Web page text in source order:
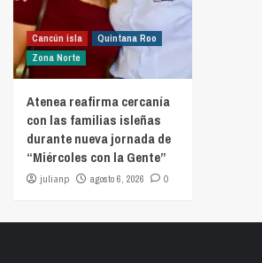
Cancún isla
Quintana Roo
Zona Norte
Atenea reafirma cercanía
con las familias isleñas
durante nueva jornada de
“Miércoles con la Gente”
julianp agosto 6, 2026 0